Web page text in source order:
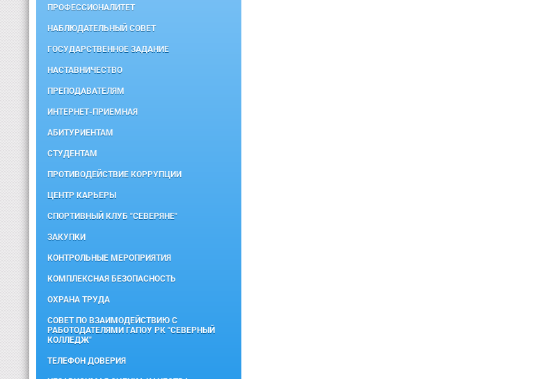
ПРОФЕССИОНАЛИТЕТ
НАБЛЮДАТЕЛЬНЫЙ СОВЕТ
ГОСУДАРСТВЕННОЕ ЗАДАНИЕ
НАСТАВНИЧЕСТВО
ПРЕПОДАВАТЕЛЯМ
ИНТЕРНЕТ-ПРИЕМНАЯ
АБИТУРИЕНТАМ
СТУДЕНТАМ
ПРОТИВОДЕЙСТВИЕ КОРРУПЦИИ
ЦЕНТР КАРЬЕРЫ
СПОРТИВНЫЙ КЛУБ "СЕВЕРЯНЕ"
ЗАКУПКИ
КОНТРОЛЬНЫЕ МЕРОПРИЯТИЯ
КОМПЛЕКСНАЯ БЕЗОПАСНОСТЬ
ОХРАНА ТРУДА
СОВЕТ ПО ВЗАИМОДЕЙСТВИЮ С
РАБОТОДАТЕЛЯМИ ГАПОУ РК "СЕВЕРНЫЙ
КОЛЛЕДЖ"
ТЕЛЕФОН ДОВЕРИЯ